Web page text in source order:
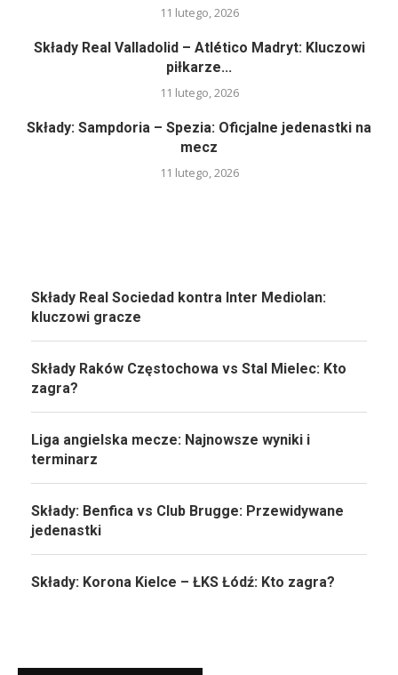
11 lutego, 2026
Składy Real Valladolid – Atlético Madryt: Kluczowi
piłkarze...
11 lutego, 2026
Składy: Sampdoria – Spezia: Oficjalne jedenastki na
mecz
11 lutego, 2026
Składy Real Sociedad kontra Inter Mediolan:
kluczowi gracze
Składy Raków Częstochowa vs Stal Mielec: Kto
zagra?
Liga angielska mecze: Najnowsze wyniki i
terminarz
Składy: Benfica vs Club Brugge: Przewidywane
jedenastki
Składy: Korona Kielce – ŁKS Łódź: Kto zagra?